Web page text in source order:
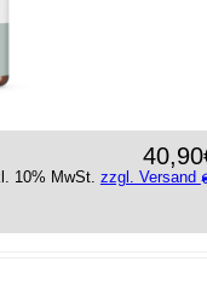
10% MwSt. zzgl. Versand